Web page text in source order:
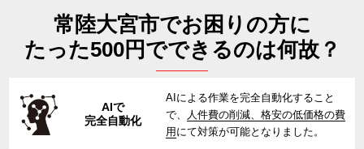
常陸大宮市でお困りの方に
たった500円でできるのは何故？
AIで
完全自動化
AIによる作業を完全自動化すること
で、
人件費の削減、格安の低価格の費
用 にて対策が可能となりました。